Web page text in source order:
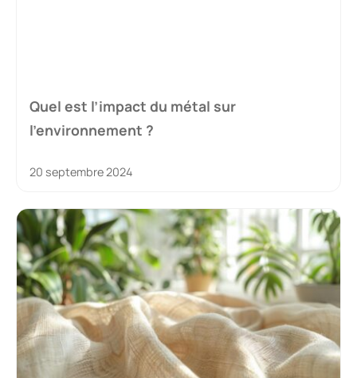
Quel est l’impact du métal sur
l’environnement ?
20 septembre 2024